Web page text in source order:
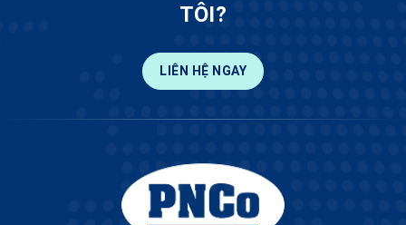
TÔI?
LIÊN HỆ NGAY